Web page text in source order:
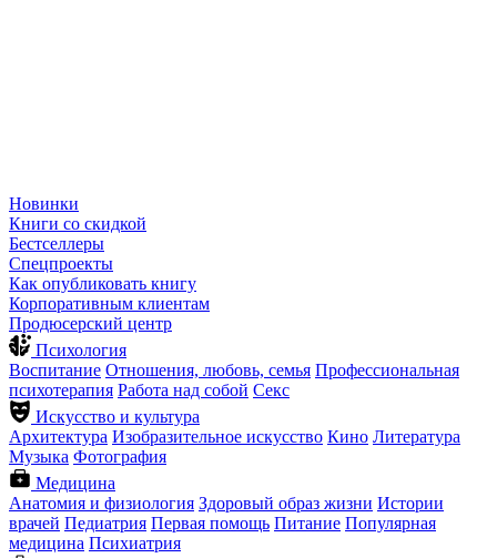
Новинки
Книги со скидкой
Бестселлеры
Спецпроекты
Как опубликовать книгу
Корпоративным клиентам
Продюсерский центр
Психология
Воспитание Отношения, любовь, семья Профессиональная
психотерапия Работа над собой Секс
Искусство и культура
Архитектура Изобразительное искусство Кино Литература
Музыка Фотография
Медицина
Анатомия и физиология Здоровый образ жизни Истории
врачей Педиатрия Первая помощь Питание Популярная
медицина Психиатрия